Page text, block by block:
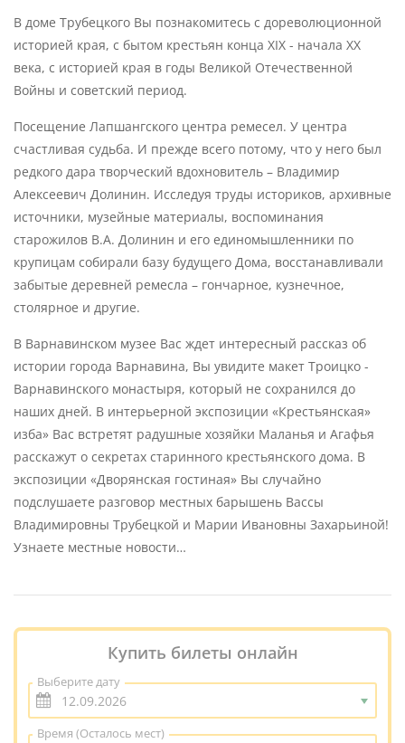
В доме Трубецкого Вы познакомитесь с дореволюционной
историей края, с бытом крестьян конца ХIХ - начала ХХ
века, с историей края в годы Великой Отечественной
Войны и советский период.
Посещение Лапшангского центра ремесел. У центра
счастливая судьба. И прежде всего потому, что у него был
редкого дара творческий вдохновитель – Владимир
Алексеевич Долинин. Исследуя труды историков, архивные
источники, музейные материалы, воспоминания
старожилов В.А. Долинин и его единомышленники по
крупицам собирали базу будущего Дома, восстанавливали
забытые деревней ремесла – гончарное, кузнечное,
столярное и другие.
В Варнавинском музее Вас ждет интересный рассказ об
истории города Варнавина, Вы увидите макет Троицко -
Варнавинского монастыря, который не сохранился до
наших дней. В интерьерной экспозиции «Крестьянская»
изба» Вас встретят радушные хозяйки Маланья и Агафья
расскажут о секретах старинного крестьянского дома. В
экспозиции «Дворянская гостиная» Вы случайно
подслушаете разговор местных барышень Вассы
Владимировны Трубецкой и Марии Ивановны Захарьиной!
Узнаете местные новости…
Купить билеты онлайн
Выберите дату
Время (Осталось мест)